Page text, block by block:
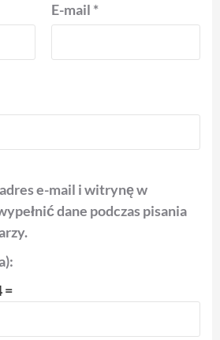
E-mail *
e-mail i witrynę w
dane podczas pisania
=